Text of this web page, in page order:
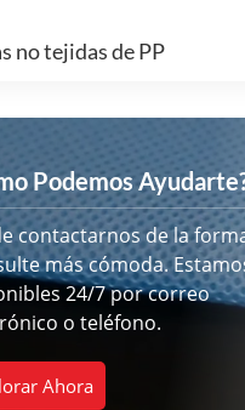
no tejidas de PP
Podemos
contactarnos de la
más cómoda.
24/7 por correo
o teléfono.
Ahora